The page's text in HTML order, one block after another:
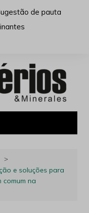
de pauta
e soluções para
na